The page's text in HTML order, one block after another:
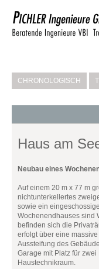
CHRONOLOGISCH
Haus am
Neubau eines
Auf einem 20 m x 77 m
nichtunterkellertes
sowie ein
Wochenendhauses sind
befinden sich die
erfolgt über eine
Aussteifung des
Garage mit Platz für
Haustechnikraum.